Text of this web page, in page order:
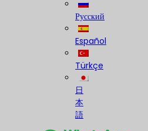
Русский
Español
Türkçe
日
本
語